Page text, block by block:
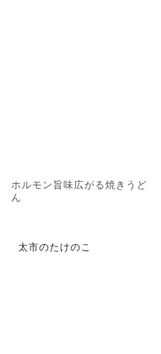
ホルモン旨味広がる焼きうど
ん
太市のたけのこ